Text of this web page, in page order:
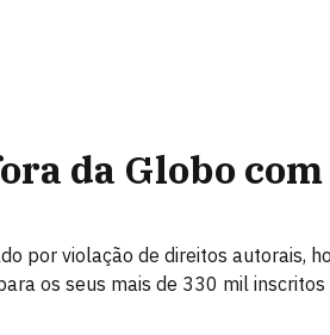
da Globo
por violação de direitos autorais,
os seus mais de 330 mil inscritos